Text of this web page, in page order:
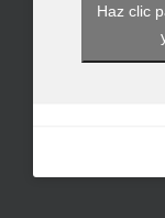
Haz clic